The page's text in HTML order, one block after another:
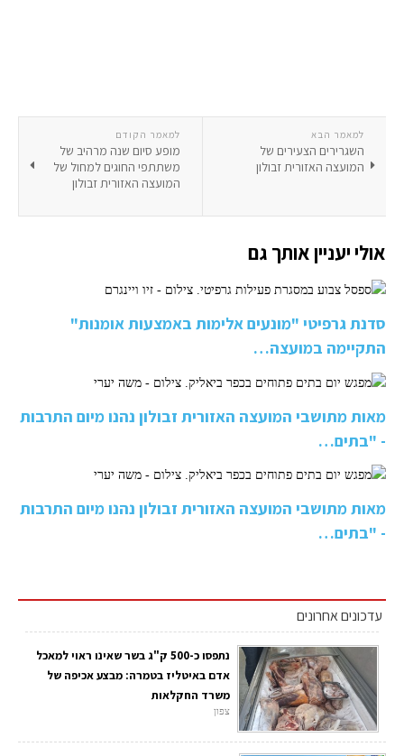
למאמר הקודם
מופע סיום שנה מרהיב של
משתתפי החוגים למחול של
המועצה האזורית זבולון
למאמר הבא
השגרירים הצעירים של
המועצה האזורית זבולון
אולי יעניין אותך גם
סדנת גרפיטי "מונעים אלימות באמצעות אומנות"
התקיימה במועצה…
מאות מתושבי המועצה האזורית זבולון נהנו מיום התרבות
- "בתים…
מאות מתושבי המועצה האזורית זבולון נהנו מיום התרבות
- "בתים…
עדכונים אחרונים
נתפסו כ-500 ק"ג בשר שאינו ראוי למאכל
אדם באיטליז בטמרה: מבצע אכיפה של
משרד החקלאות
צפון